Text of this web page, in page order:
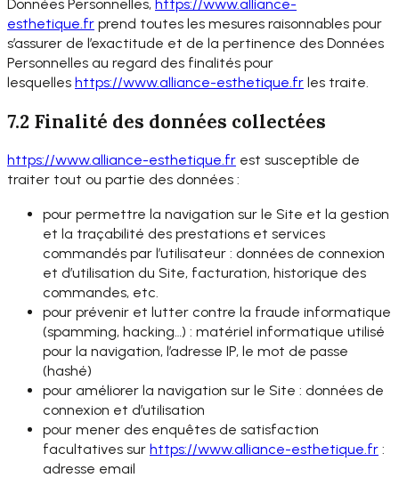
Données Personnelles, https://www.alliance-
esthetique.fr prend toutes les mesures raisonnables pour
s’assurer de l’exactitude et de la pertinence des Données
Personnelles au regard des finalités pour
lesquelles https://www.alliance-esthetique.fr les traite.
7.2 Finalité des données collectées
https://www.alliance-esthetique.fr est susceptible de
traiter tout ou partie des données :
pour permettre la navigation sur le Site et la gestion
et la traçabilité des prestations et services
commandés par l’utilisateur : données de connexion
et d’utilisation du Site, facturation, historique des
commandes, etc.
pour prévenir et lutter contre la fraude informatique
(spamming, hacking…) : matériel informatique utilisé
pour la navigation, l’adresse IP, le mot de passe
(hashé)
pour améliorer la navigation sur le Site : données de
connexion et d’utilisation
pour mener des enquêtes de satisfaction
facultatives sur https://www.alliance-esthetique.fr :
adresse email